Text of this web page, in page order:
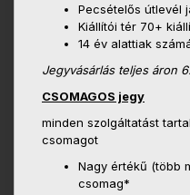
Pecsételős útlevél
Kiállítói tér 70+
14 év alattiak
Jegyvásárlás teljes áron
CSOMAGOS jegy
minden szolgáltatást
csomagot
Nagy értékű (több
csomag*